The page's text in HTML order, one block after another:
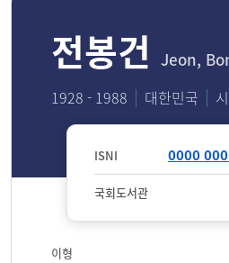
전봉건 Jeon,
1928 - 1988 대한민국
ISNI 0000
국회도서관
이형